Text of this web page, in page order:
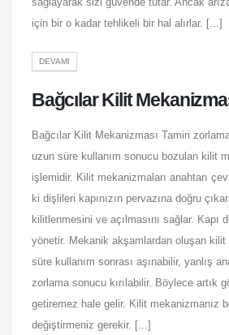
için bir o kadar tehlikeli bir hal alırlar. [...]
DEVAMI
Bağcılar Kilit
Bağcılar Kilit Mekanizması Tamiri
uzun süre kullanım sonucu bozulan kilit
işlemidir. Kilit mekanizmaları anahtarı
ki dişlileri kapınızın pervazına doğru
kilitlenmesini ve açılmasını sağlar. Kapı
yönetir. Mekanik akşamlardan oluşan kilit
süre kullanım sonrası aşınabilir, yanlış
zorlama sonucu kırılabilir. Böylece artık
getiremez hale gelir. Kilit mekanizmanız
değiştirmeniz gerekir. [...]